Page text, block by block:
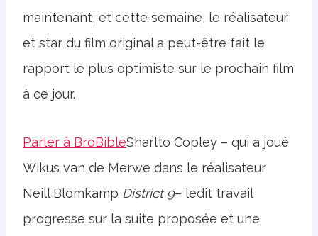
maintenant, et cette semaine, le réalisateur
et star du film original a peut-être fait le
rapport le plus optimiste sur le prochain film
à ce jour.
Parler à BroBibleSharlto Copley – qui a joué
Wikus van de Merwe dans le réalisateur
Neill Blomkamp District 9– ledit travail
progresse sur la suite proposée et une